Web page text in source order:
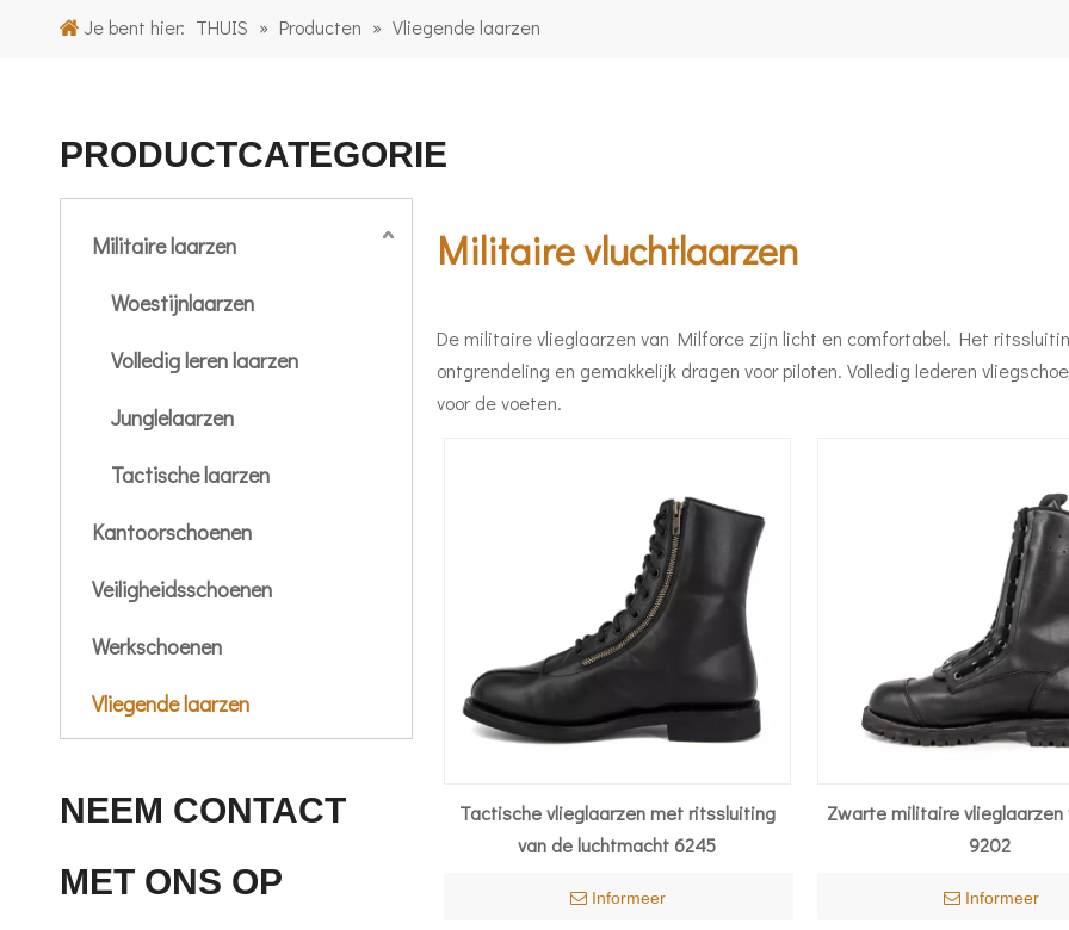
Je bent hier: THUIS » Producten » Vliegende laarzen
PRODUCTCATEGORIE
Militaire laarzen
Woestijnlaarzen
Volledig leren laarzen
Junglelaarzen
Tactische laarzen
Kantoorschoenen
Veiligheidsschoenen
Werkschoenen
Vliegende laarzen
NEEM CONTACT
MET ONS OP
Militaire vluchtlaarzen
De militaire vlieglaarzen van Milforce zijn licht en comfortabel. Het
ontgrendeling en gemakkelijk dragen voor piloten. Volledig lederen
voor de voeten.
Tactische vlieglaarzen met ritssluiting
van de luchtmacht 6245
Informeer
Zwarte militaire vlieglaarzen
9202
Informeer